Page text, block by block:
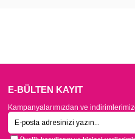
E-BÜLTEN KAYIT
Kampanyalarımızdan ve